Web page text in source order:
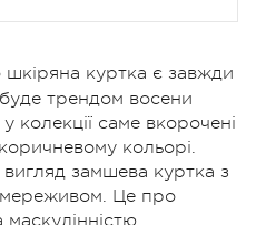
куртка є завжди
трендом восени
саме вкорочені
кольорі.
замшева куртка з
Це про